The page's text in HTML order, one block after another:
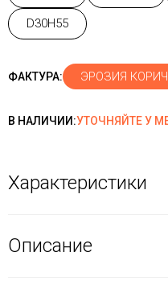
D30H55
ФАКТУРА: ЭРОЗИЯ
В НАЛИЧИИ:УТОЧНЯЙТЕ У
Характеристики
Описание